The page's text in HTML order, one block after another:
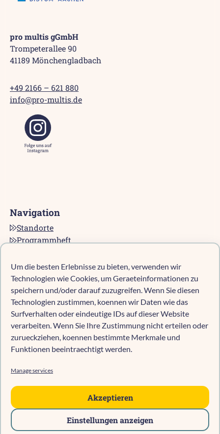
Um die besten Erlebnisse zu bieten, verwenden wir
Technologien wie Cookies, um Geraeteinformationen zu
speichern und/oder darauf zuzugreifen. Wenn Sie diesen
Technologien zustimmen, koennen wir Daten wie das
Surfverhalten oder eindeutige IDs auf dieser Website
verarbeiten. Wenn Sie Ihre Zustimmung nicht erteilen oder
zurueckziehen, koennen bestimmte Merkmale und
Funktionen beeintraechtigt werden.
Manage services
Akzeptieren
Einstellungen anzeigen
pro multis gGmbH
Trompeterallee 90
41189 Mönchengladbach
+49 2166 – 621 880
info@pro-multis.de
Navigation
Standorte
Programmheft
Karriere bei pro multis
Impressum
Datenschutz
Cookie-Richtlinie (EU)
Kind anmelden
Kita-Navigator Kreis Heinsberg
Kita-Navigator Stadt Heinsberg
Kita-Navigator Geilenkirchen
Kita-Navigator Erkelenz
Kita-Navigator Hückelhoven